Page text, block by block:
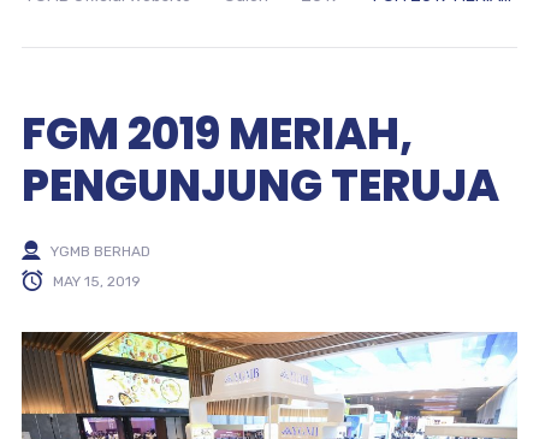
FGM 2019 MERIAH,
PENGUNJUNG TERUJA
YGMB BERHAD
MAY 15, 2019